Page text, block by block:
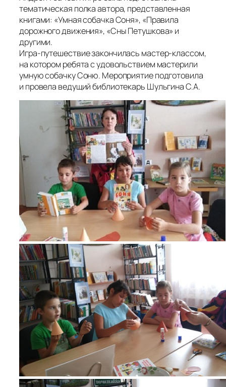
тематическая полка автора, представленная
книгами: «Умная собачка Соня», «Правила
дорожного движения», «Сны Петушкова» и
другими.
Игра-путешествие закончилась мастер-классом,
на котором ребята с удовольствием мастерили
умную собачку Соню. Мероприятие подготовила
и провела ведущий библиотекарь Шульгина С.А.